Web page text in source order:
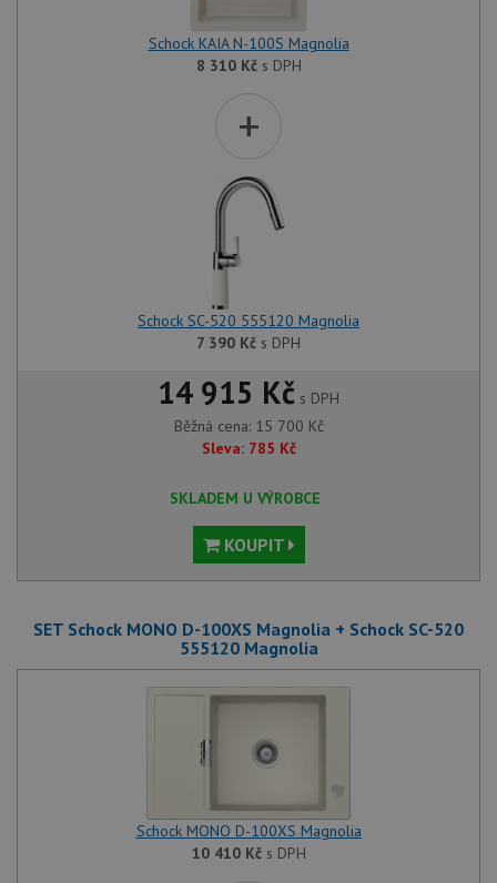
Schock KAIA N-100S Magnolia
8 310 Kčs DPH
+
Schock SC-520 555120 Magnolia
7 390 Kč s DPH
14 915 Kč s DPH
Běžná cena: 15 700 Kč
Sleva: 785 Kč
SKLADEM U VÝROBCE
KOUPIT
SET Schock MONO D-100XS Magnolia + Schock SC-520
555120 Magnolia
Schock MONO D-100XS Magnolia
10 410 Kčs DPH